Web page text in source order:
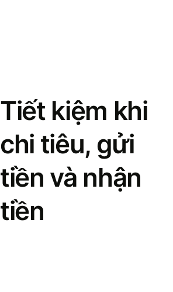
Tiết kiệm khi
chi tiêu, gửi
tiền và nhận
tiền